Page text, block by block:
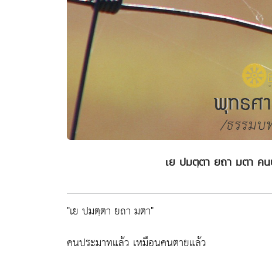
เย ปมตฺตา ยถา มตา คน
"เย ปมตฺตา ยถา มตา"
คนประมาทแล้ว เหมือนคนตายแล้ว